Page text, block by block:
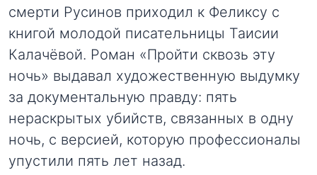
смерти Русинов приходил к Феликсу с
книгой молодой писательницы Таисии
Калачёвой. Роман «Пройти сквозь эту
ночь» выдавал художественную выдумку
за документальную правду: пять
нераскрытых убийств, связанных в одну
ночь, с версией, которую профессионалы
упустили пять лет назад.